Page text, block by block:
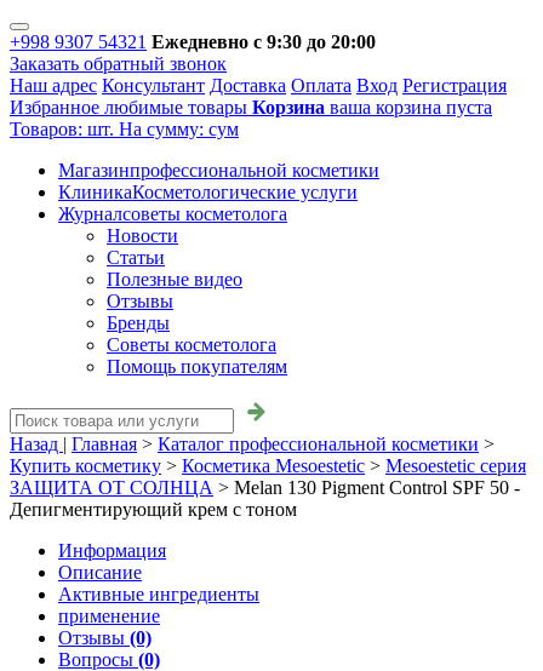
+998 9307 54321 Ежедневно с 9:30 до 20:00
Заказать обратный звонок
Наш адрес Консультант Доставка Оплата Вход Регистрация
Избранное любимые товары Корзина ваша корзина пуста
Товаров: шт. На сумму: сум
Магазинпрофессиональной косметики
КлиникаКосметологические услуги
Журналсоветы косметолога
Новости
Статьи
Полезные видео
Отзывы
Бренды
Советы косметолога
Помощь покупателям
Назад | Главная > Каталог профессиональной косметики >
Купить косметику > Косметика Mesoestetic > Mesoestetic серия
ЗАЩИТА ОТ СОЛНЦА > Melan 130 Pigment Control SPF 50 -
Депигментирующий крем с тоном
Информация
Описание
Активные ингредиенты
применение
Отзывы (0)
Вопросы (0)